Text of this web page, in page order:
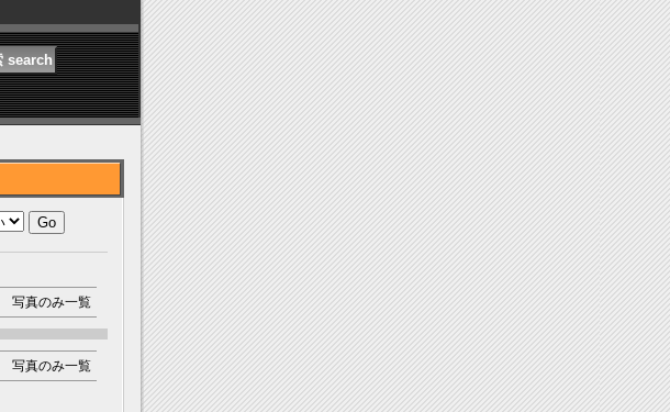
写真のみ一覧
写真のみ一覧